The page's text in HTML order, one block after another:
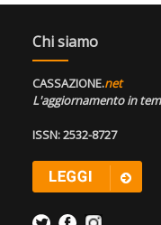
Chi siamo
CASSAZIONE.net
L'aggiornamento in
ISSN: 2532-8727